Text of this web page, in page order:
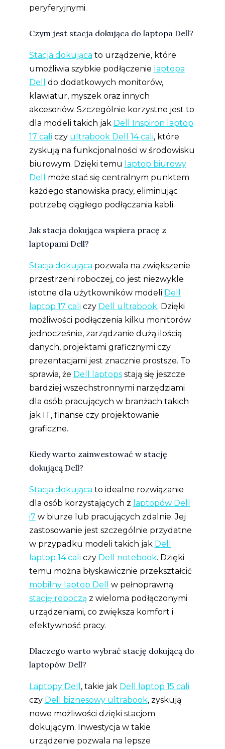
peryferyjnymi.
Czym jest stacja dokująca do laptopa Dell?
Stacja dokująca to urządzenie, które
umożliwia szybkie podłączenie laptopa
Dell
do dodatkowych monitorów,
klawiatur, myszek oraz innych
akcesoriów. Szczególnie korzystne jest to
dla modeli takich jak Dell Inspiron laptop
17 cali czy ultrabook Dell 14 cali, które
zyskują na funkcjonalności w środowisku
biurowym. Dzięki temu laptop biurowy
Dell
może stać się centralnym punktem
każdego stanowiska pracy, eliminując
potrzebę ciągłego podłączania kabli.
Jak stacja dokująca wspiera pracę z
laptopami Dell?
Stacja dokująca pozwala na zwiększenie
przestrzeni roboczej, co jest niezwykle
istotne dla użytkowników modeli Dell
laptop 17 cali czy Dell ultrabook. Dzięki
możliwości podłączenia kilku monitorów
jednocześnie, zarządzanie dużą ilością
danych, projektami graficznymi czy
prezentacjami jest znacznie prostsze. To
sprawia, że Dell laptopsstają się jeszcze
bardziej wszechstronnymi narzędziami
dla osób pracujących w branżach takich
jak IT, finanse czy projektowanie
graficzne.
Kiedy warto zainwestować w stację
dokującą Dell?
Stacja dokująca to idealne rozwiązanie
dla osób korzystających z laptopów Dell
i7 w biurze lub pracujących zdalnie. Jej
zastosowanie jest szczególnie przydatne
w przypadku modeli takich jak Dell
laptop 14 cali czy Dell notebook. Dzięki
temu można błyskawicznie przekształcić
mobilny laptop Dell
w pełnoprawną
stację roboczą z wieloma podłączonymi
urządzeniami, co zwiększa komfort i
efektywność pracy.
Dlaczego warto wybrać stację dokującą do
laptopów Dell?
Laptopy Dell , takie jak Dell laptop 15 cali
czy Dell biznesowy ultrabook, zyskują
nowe możliwości dzięki stacjom
dokującym. Inwestycja w takie
urządzenie pozwala na lepsze